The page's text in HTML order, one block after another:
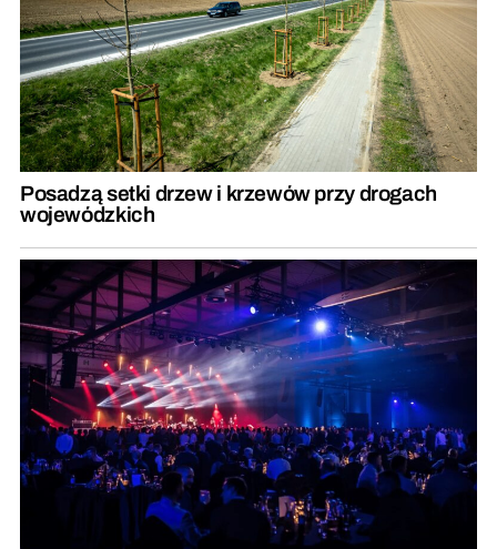
Posadzą setki drzew i krzewów przy drogach
wojewódzkich